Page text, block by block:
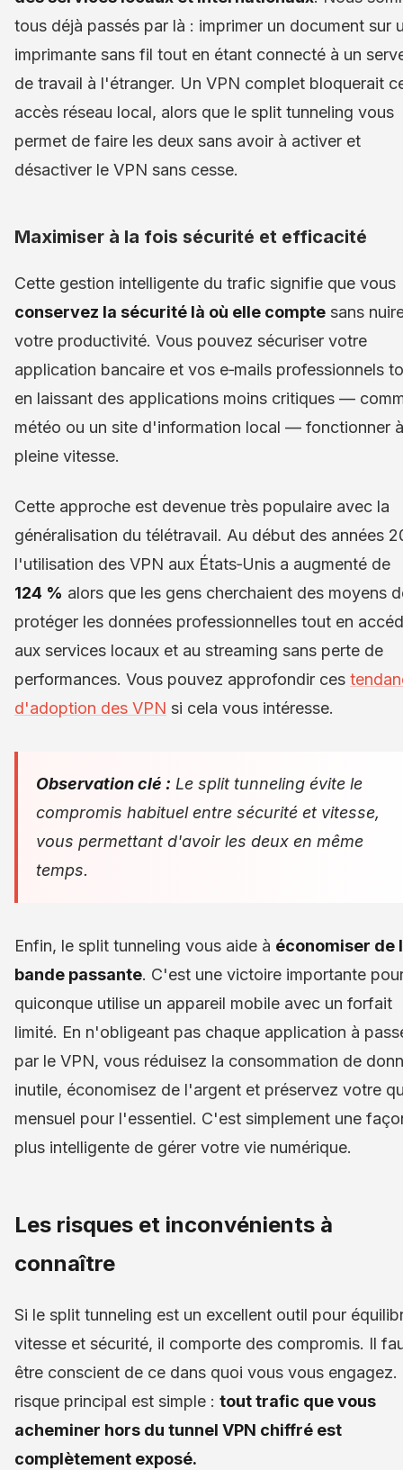
tous déjà passés par là : imprimer un document sur
imprimante sans fil tout en étant connecté à un
de travail à l'étranger. Un VPN complet bloquerait
accès réseau local, alors que le split tunneling vous
permet de faire les deux sans avoir à activer et
désactiver le VPN sans cesse.
Maximiser à la fois sécurité et efficacité
Cette gestion intelligente du trafic signifie que vous
conservez la sécurité là où elle compte sans
votre productivité. Vous pouvez sécuriser votre
application bancaire et vos e‑mails professionnels
en laissant des applications moins critiques —
météo ou un site d'information local — fonctionner à
pleine vitesse.
Cette approche est devenue très populaire avec la
généralisation du télétravail. Au début des années
l'utilisation des VPN aux États‑Unis a augmenté de
124 % alors que les gens cherchaient des moyens
protéger les données professionnelles tout en
aux services locaux et au streaming sans perte de
performances. Vous pouvez approfondir ces
d'adoption des VPN si cela vous intéresse.
Observation clé : Le split tunneling évite le
compromis habituel entre sécurité et vitesse,
vous permettant d'avoir les deux en même
temps.
Enfin, le split tunneling vous aide à économiser de
bande passante. C'est une victoire importante
quiconque utilise un appareil mobile avec un forfait
limité. En n'obligeant pas chaque application à
par le VPN, vous réduisez la consommation de
inutile, économisez de l'argent et préservez votre
mensuel pour l'essentiel. C'est simplement une
plus intelligente de gérer votre vie numérique.
Les risques et inconvénients à
connaître
Si le split tunneling est un excellent outil pour
vitesse et sécurité, il comporte des compromis. Il
être conscient de ce dans quoi vous vous engagez.
risque principal est simple : tout trafic que vous
acheminer hors du tunnel VPN chiffré est
complètement exposé.